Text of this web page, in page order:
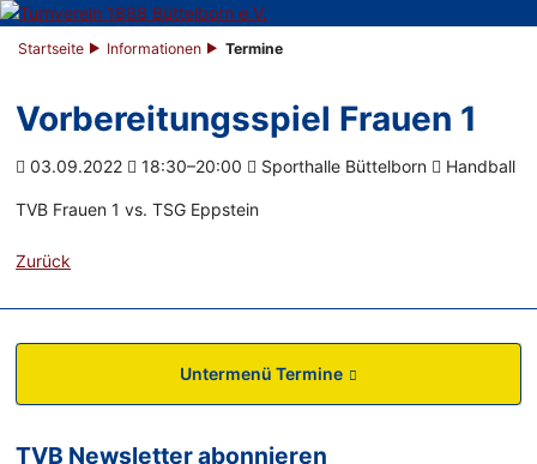
Startseite Informationen Termine
Vorbereitungsspiel Frauen 1
03.09.2022 18:30–20:00 Sporthalle Büttelborn Handball
TVB Frauen 1 vs. TSG Eppstein
Zurück
Untermenü Termine
TVB Newsletter abonnieren